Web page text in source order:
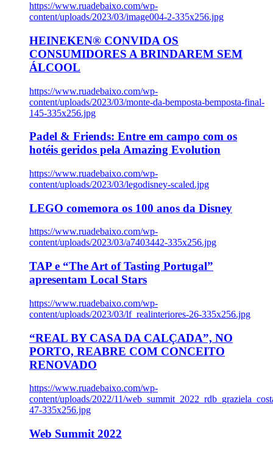
https://www.ruadebaixo.com/wp-
content/uploads/2023/03/image004-2-335x256.jpg
HEINEKEN® CONVIDA OS
CONSUMIDORES A BRINDAREM SEM
ÁLCOOL
https://www.ruadebaixo.com/wp-
content/uploads/2023/03/monte-da-bemposta-bemposta-final-
145-335x256.jpg
Padel & Friends: Entre em campo com os
hotéis geridos pela Amazing Evolution
https://www.ruadebaixo.com/wp-
content/uploads/2023/03/legodisney-scaled.jpg
LEGO comemora os 100 anos da Disney
https://www.ruadebaixo.com/wp-
content/uploads/2023/03/a7403442-335x256.jpg
TAP e “The Art of Tasting Portugal”
apresentam Local Stars
https://www.ruadebaixo.com/wp-
content/uploads/2023/03/lf_realinteriores-26-335x256.jpg
“REAL BY CASA DA CALÇADA”, NO
PORTO, REABRE COM CONCEITO
RENOVADO
https://www.ruadebaixo.com/wp-
content/uploads/2022/11/
47-335x256.jpg
Web Summit 2022